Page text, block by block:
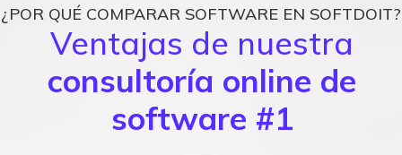
¿POR QUÉ COMPARAR SOFTWARE EN SOFTDOIT?
Ventajas de nuestra
consultoría online de
software #1